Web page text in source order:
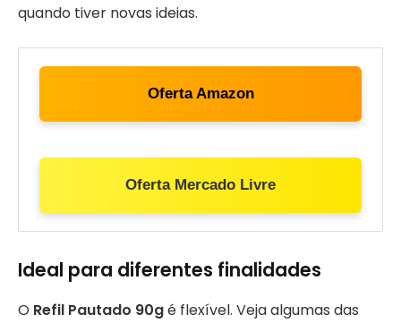
quando tiver novas ideias.
Oferta Amazon
Oferta Mercado Livre
Ideal para diferentes finalidades
O Refil Pautado 90gé flexível. Veja algumas das